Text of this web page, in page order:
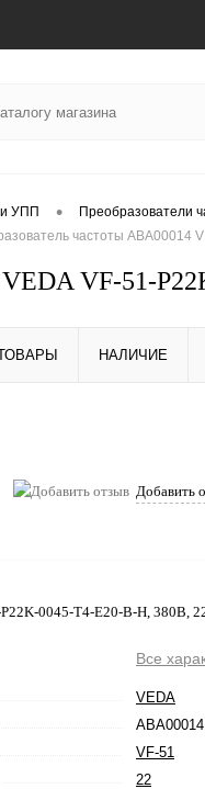
и УПП •
Преобразователи
частоты ABA00014
VEDA VF-51-
НАЛИЧИЕ
Добавить
0045-T4-E20-B-H, 380В,
Все
VEDA
ABA00014
VF-51
22